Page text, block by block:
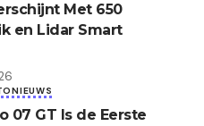
Met 650
en Lidar Smart
07 GT Is de Eerste